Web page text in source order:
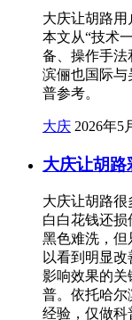
大庆让胡路用
本文从“技术
备、操作手法
滨俪也国际与
普参考。
大庆 2026年5
大庆让胡
大庆让胡路很
白白花钱还
黑色难洗，但
以看到明显改
影响效果的关
普。依托哈尔
经验，仅做科